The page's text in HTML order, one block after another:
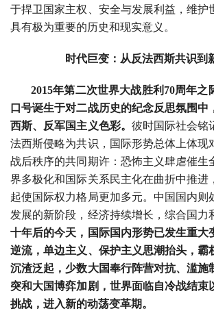
于捍卫国家主权、安全与发展利益，维护
具有极为重要的历史和现实意义。
时代巨变：从反法西斯共识到
2015年第二次世界大战胜利70周年之
口号诞生于对二战历史的纪念反思氛围中
西斯、反军国主义色彩。 彼时国际社会铭
法西斯侵略为共识，国际形势总体上体现
战后秩序的共同期许：恐怖主义肆虐催生
界多极化和国际关系民主化在曲折中推进
起使国际权力格局更加多元。中国国内则
发展的新阶段，经济持续增长，综合国力
十年后的今天，国际国内形势已发生重大
逆流，单边主义、保护主义思潮抬头，霸
沉渣泛起，少数大国奉行阵营对抗、滥施
突和大国博弈加剧，世界面临自冷战结束
挑战，进入新的动荡变革期。